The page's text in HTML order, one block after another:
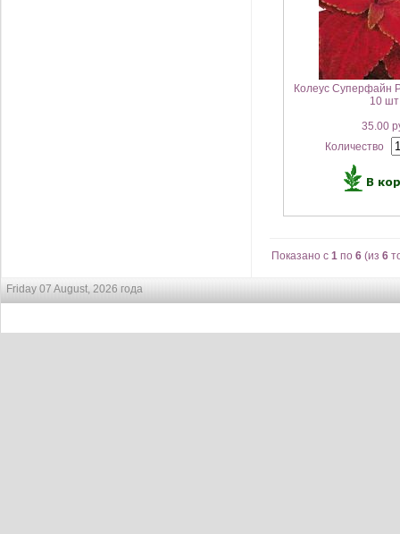
Колеус Суперфайн
10 шт
35.00
Количество
Показано с 1 по 6 (из 6
Friday 07 August, 2026 года